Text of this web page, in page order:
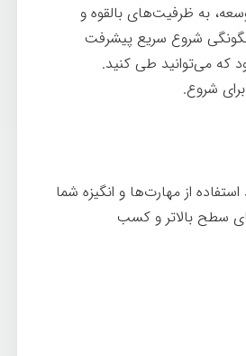
به ظرفیت‌های بالقوه و
شروع سریع پیشرفت
که می‌توانید طی کنید.
شروع.
از مهارت‌ها و انگیزه شما
سطح بالاتر و کسب